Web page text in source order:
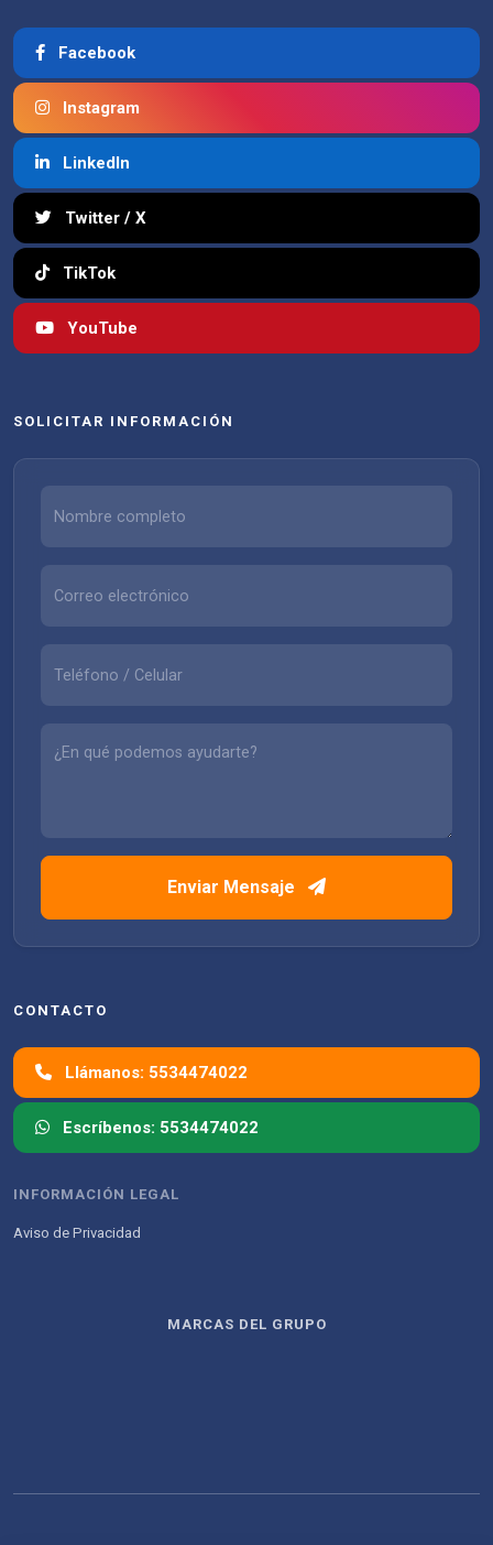
Facebook
Instagram
LinkedIn
Twitter / X
TikTok
YouTube
SOLICITAR INFORMACIÓN
Enviar Mensaje
CONTACTO
Llámanos: 5534474022
Escríbenos: 5534474022
INFORMACIÓN LEGAL
Aviso de Privacidad
MARCAS DEL GRUPO